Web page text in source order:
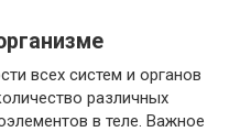
всех систем и органов
различных
в теле. Важное